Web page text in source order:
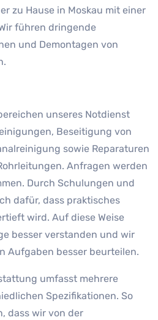
zu Hause in Moskau mit einer
führen dringende
und Demontagen von
unseres Notdienst
Beseitigung von
sowie Reparaturen
Anfragen werden
Durch Schulungen und
dafür, dass praktisches
wird. Auf diese Weise
besser verstanden und wir
Aufgaben besser beurteilen.
umfasst mehrere
Spezifikationen. So
dass wir von der